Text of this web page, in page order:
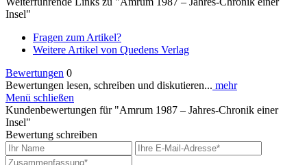
Insel"
Fragen zum Artikel?
Weitere Artikel von Quedens Verlag
Bewertungen 0
Bewertungen lesen, schreiben und diskutieren... mehr
Menü schließen
Kundenbewertungen für "Amrum 1987 – Jahres-Chronik einer
Insel"
Bewertung schreiben